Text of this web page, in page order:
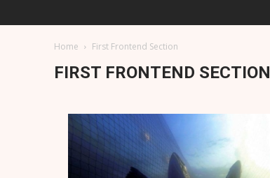
Home First Frontend Section
FIRST FRONTEND SECTION